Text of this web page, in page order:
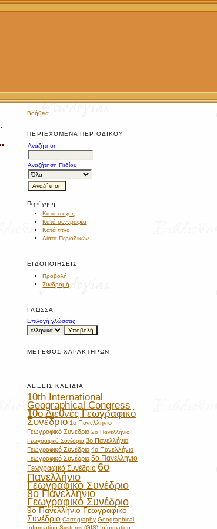
Βοήθεια
ΠΕΡΙΕΧΌΜΕΝΑ ΠΕΡΙΟΔΙΚΟΎ
Αναζήτηση
Αναζήτηση Πεδίου
Περιήγηση
Κατά τεύχος
Κατά συγγραφέα
Κατά τίτλο
Λίστα Περιοδικών
ΕΙΔΟΠΟΙΉΣΕΙΣ
Προβολή
Συνδρομή
ΓΛΏΣΣΑ
Επιλογή γλώσσας
ΜΈΓΕΘΟΣ ΧΑΡΑΚΤΉΡΩΝ
ΛΈΞΕΙΣ ΚΛΕΙΔΙΆ
10th International
Geographical Congress
10ο Διεθνές Γεωγραφικό
Συνέδριο 1ο Πανελλήνιο
Γεωγραφικό Συνέδριο 2ο Πανελλήνιο
Γεωγραφικό Συνέδριο 3ο Πανελλήνιο
Γεωγραφικό Συνέδριο 4ο Πανελλήνιο
Γεωγραφικό Συνέδριο 5ο Πανελλήνιο
Γεωγραφικό Συνέδριο 6ο
Πανελλήνιο
Γεωγραφικό Συνέδριο
8ο Πανελλήνιο
Γεωγραφικό Συνέδριο
9ο Πανελλήνιο Γεωγραφικό
Συνέδριο Cartography Geographical
Information Systems (GIS) Information